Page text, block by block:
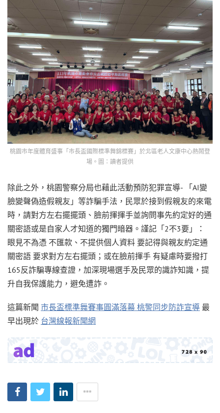
桃園市年度體育盛事「市長盃國際標準舞錦標賽」於北區老人文康中心熱鬧登
場。圖：讀者提供
除此之外，桃園警察分局也藉此活動預防犯罪宣導- 「AI變
臉變聲偽造假親友」等詐騙手法，民眾於接到假親友的來電
時，請對方左右擺擺頭、臉前揮揮手並詢問事先約定好的通
關密語或是自家人才知道的獨門暗器。謹記「2不3️要」：
眼見不為憑 不匯款、不提供個人資料 要記得與親友約定通
關密語 要求對方左右擺頭；或在臉前揮手 有疑慮時要撥打
165反詐騙專線查證，加深現場選手及民眾的識詐知識，提
升自我保護能力，避免遭詐。
這篇新聞 市長盃標準舞賽事圓滿落幕 桃警同步防詐宣導 最
早出現於 台灣線報新聞網